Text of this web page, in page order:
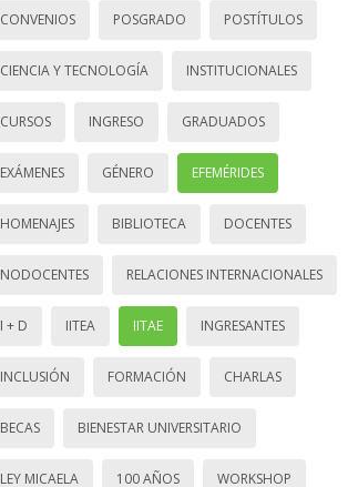
CONVENIOS POSGRADO POSTÍTULOS
CIENCIA Y TECNOLOGÍA INSTITUCIONALES
CURSOS INGRESO GRADUADOS
EXÁMENES GÉNERO EFEMÉRIDES
HOMENAJES BIBLIOTECA DOCENTES
NODOCENTES RELACIONES INTERNACIONALES
I + D IITEA IITAE INGRESANTES
INCLUSIÓN FORMACIÓN CHARLAS
BECAS BIENESTAR UNIVERSITARIO
LEY MICAELA 100 AÑOS WORKSHOP